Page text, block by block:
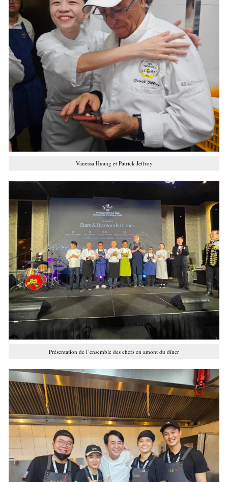
Vanessa Huang et Patrick Jeffroy
Présentation de l’ensemble des chefs en amont du dîner